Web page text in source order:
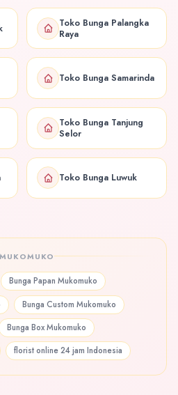
Toko Bunga Palangka
Raya
Toko Bunga Samarinda
Toko Bunga Tanjung
Selor
Toko Bunga Luwuk
Bunga Papan Mukomuko
Bunga Custom Mukomuko
Bunga Box Mukomuko
florist online 24 jam Indonesia